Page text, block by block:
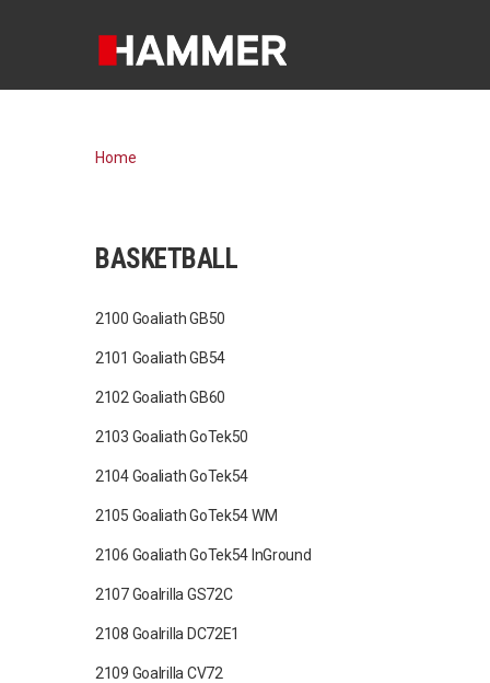
Home
BASKETBALL
2100 Goaliath GB50
2101 Goaliath GB54
2102 Goaliath GB60
2103 Goaliath GoTek50
2104 Goaliath GoTek54
2105 Goaliath GoTek54 WM
2106 Goaliath GoTek54 InGround
2107 Goalrilla GS72C
2108 Goalrilla DC72E1
2109 Goalrilla CV72